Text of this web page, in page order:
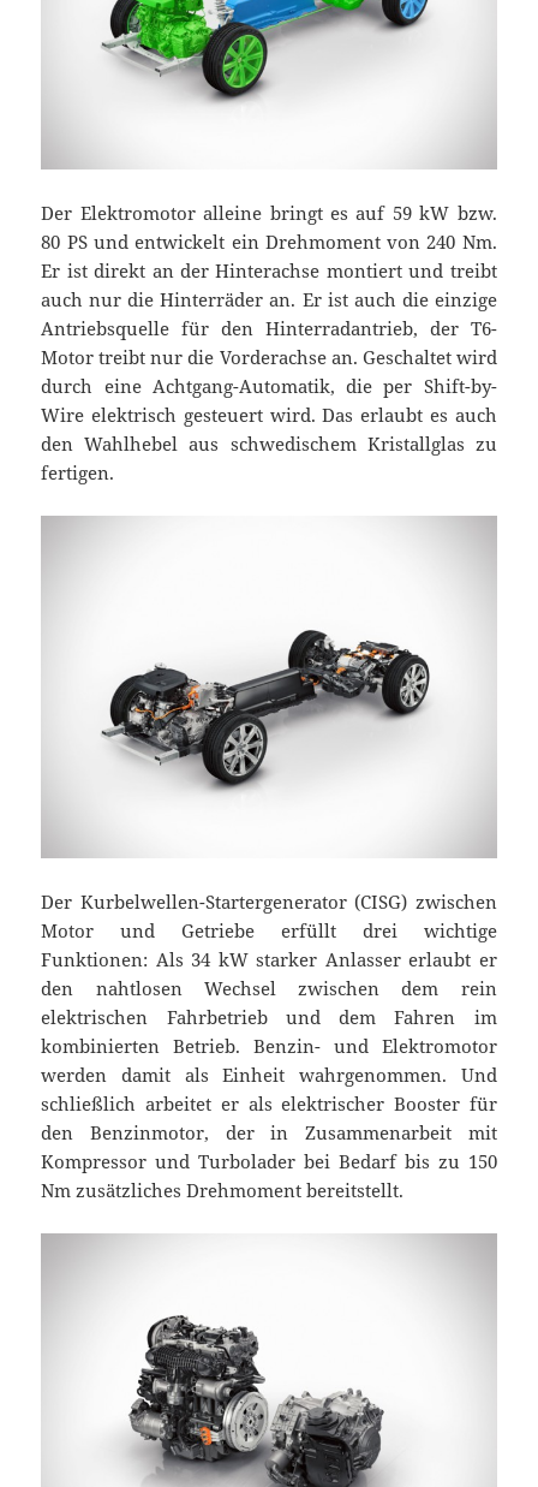
Der Elektromotor alleine bringt es auf 59 kW bzw.
80 PS und entwickelt ein Drehmoment von 240 Nm.
Er ist direkt an der Hinterachse montiert und treibt
auch nur die Hinterräder an. Er ist auch die einzige
Antriebsquelle für den Hinterradantrieb, der T6-
Motor treibt nur die Vorderachse an. Geschaltet wird
durch eine Achtgang-Automatik, die per Shift-by-
Wire elektrisch gesteuert wird. Das erlaubt es auch
den Wahlhebel aus schwedischem Kristallglas zu
fertigen.
Der Kurbelwellen-Startergenerator (CISG) zwischen
Motor und Getriebe erfüllt drei wichtige
Funktionen: Als 34 kW starker Anlasser erlaubt er
den nahtlosen Wechsel zwischen dem rein
elektrischen Fahrbetrieb und dem Fahren im
kombinierten Betrieb. Benzin- und Elektromotor
werden damit als Einheit wahrgenommen. Und
schließlich arbeitet er als elektrischer Booster für
den Benzinmotor, der in Zusammenarbeit mit
Kompressor und Turbolader bei Bedarf bis zu 150
Nm zusätzliches Drehmoment bereitstellt.